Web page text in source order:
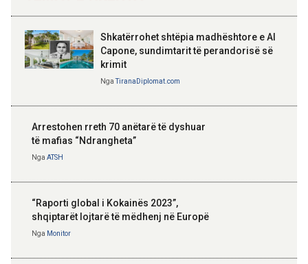
Shkatërrohet shtëpia madhështore e Al
Capone, sundimtarit të perandorisë së
krimit
NgaTiranaDiplomat.com
Arrestohen rreth 70 anëtarë të dyshuar
të mafias “Ndrangheta”
Nga ATSH
“Raporti global i Kokainës 2023”,
shqiptarët lojtarë të mëdhenj në Europë
Nga Monitor